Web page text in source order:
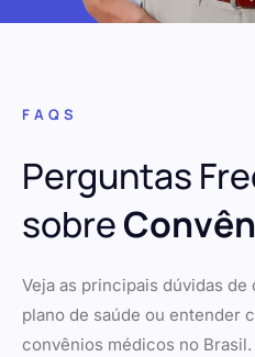
FAQS
Perguntas
sobre
Veja as principais dúvidas
plano de saúde ou entender
convênios médicos no